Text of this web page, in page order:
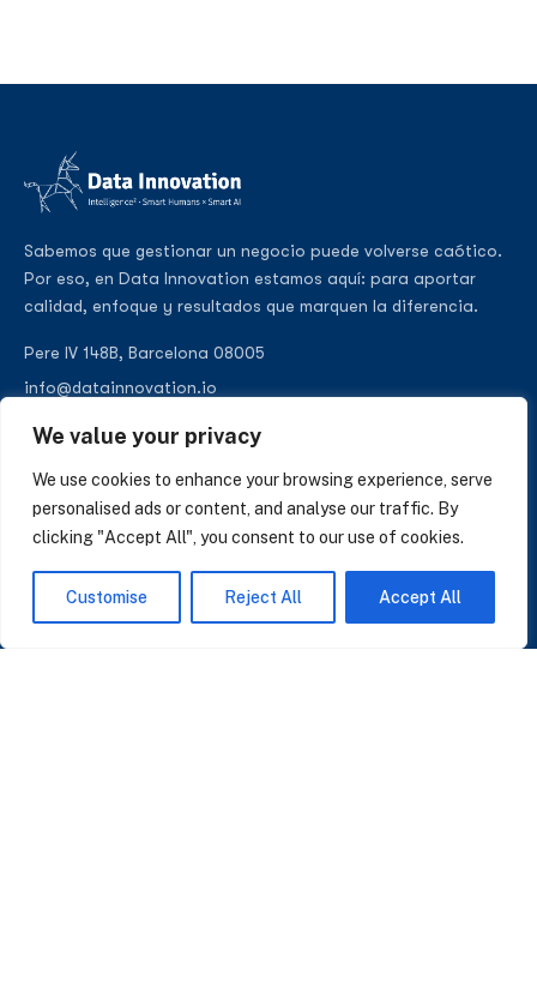
We value your privacy
We use cookies to enhance your browsing experience, serve
personalised ads or content, and analyse our traffic. By
clicking "Accept All", you consent to our use of cookies.
Customise Reject All Accept All
Sabemos que gestionar un negocio puede volverse caótico.
Por eso, en Data Innovation estamos aquí: para aportar
calidad, enfoque y resultados que marquen la diferencia.
Pere IV 148B, Barcelona 08005
info@datainnovation.io
SUSCRÍBASE A NUESTRAS NOTICIAS
Perspectivas sobre IA, datos y CRM. Sin spam, solo lo que importa.